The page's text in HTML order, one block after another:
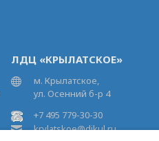
ЛДЦ «КРЫЛАТСКОЕ»
м. Крылатское,
ул. Осенний б-р 4
+7 495 779-30-30
krylatskoe@dikul.ru